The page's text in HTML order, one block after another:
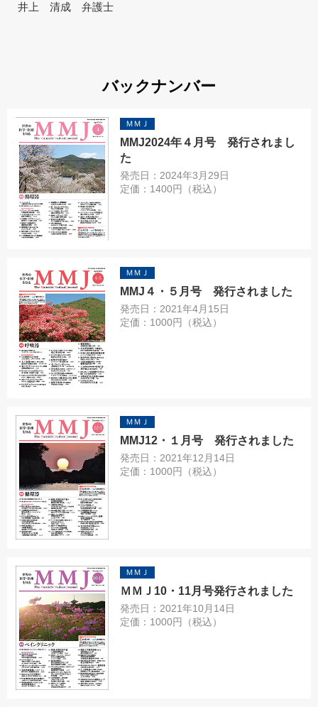
井上 清成 弁護士
バックナンバー
ＭＭＪ
MMJ2024年４月号 発行されまし
た
発売日：2024年3月29日
定価：1400円（税込）
ＭＭＪ
MMJ４・５月号 発行されました
発売日：2021年4月15日
定価：1000円（税込）
ＭＭＪ
MMJ12・１月号 発行されました
発売日：2021年12月14日
定価：1000円（税込）
ＭＭＪ
ＭＭＪ10・11月号発行されました
発売日：2021年10月14日
定価：1000円（税込）